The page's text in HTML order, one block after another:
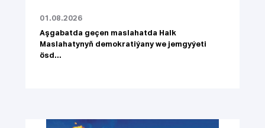
01.08.2026
Aşgabatda geçen maslahatda Halk
Maslahatynyň demokratiýany we jemgyýeti
ösd...